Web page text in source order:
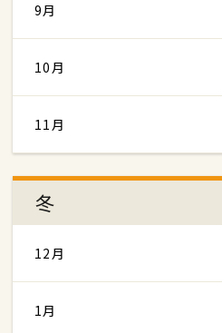
9月
10月
11月
冬
12月
1月